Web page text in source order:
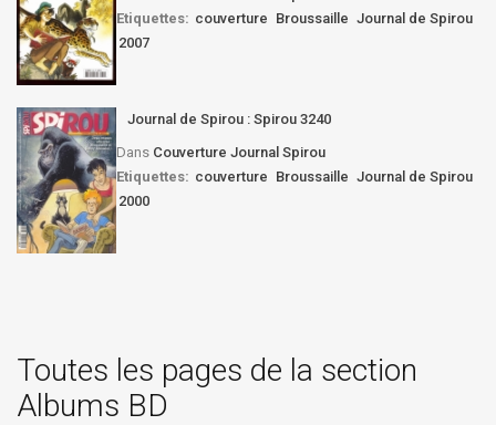
Etiquettes: couverture Broussaille Journal de Spirou
2007
Journal de Spirou : Spirou 3240
Dans Couverture Journal Spirou
Etiquettes: couverture Broussaille Journal de Spirou
2000
Toutes les pages de la section
Albums BD